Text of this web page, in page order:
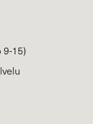
9-15)